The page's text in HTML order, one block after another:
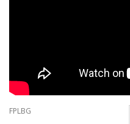
FPLBG